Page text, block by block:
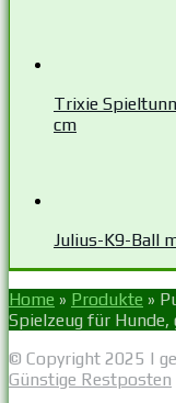
Trixie
cm
Julius-K9-Ball
Home » Produkte »
Spielzeug für Hunde,
© Copyright 2025 |
Günstige Restposten